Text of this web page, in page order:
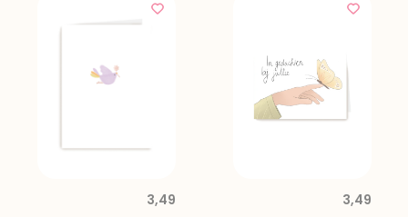
3,49 3,49